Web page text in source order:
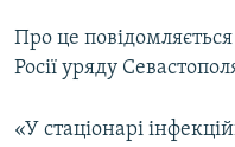
Про це
Росії уряду
«У стаціонарі